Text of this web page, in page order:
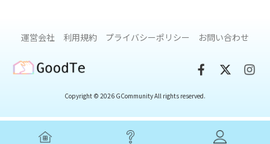
運営会社 利用規約 プライバシーポリシー お問い合わせ
GoodTe
Copyright © 2026 GCommunity All rights reserved.